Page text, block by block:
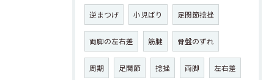
逆まつげ 小児ばり 足関節捻挫
両脚の左右差 筋腱 骨盤のずれ
周期 足関節 捻挫 両脚 左右差